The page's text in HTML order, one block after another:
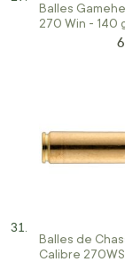
Balles
270 Win - 140
Balles de
Calibre